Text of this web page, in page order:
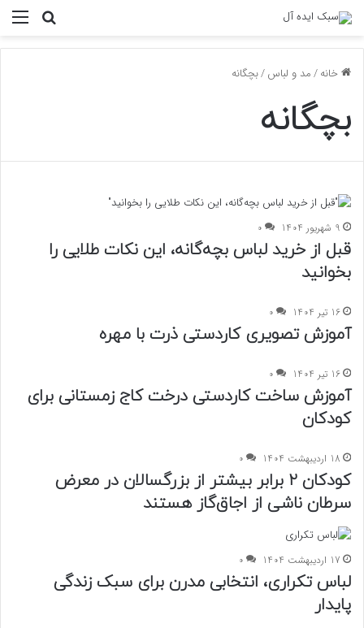
خانه/مد و لباس/بچگانه
بچگانه
9 شهریور 1404 0
قبل از خرید لباس بچه‌گانه، این نکات طلایی را
بخوانید
16 تیر 1404 0
آموزش تصویری کاردستی ذرت با مهره
16 تیر 1404 0
آموزش ساخت کاردستی درخت کاج زمستانی برای
کودکان
18 اردیبهشت 1404 0
کودکان ۲ برابر بیشتر از بزرگسالان در معرض
سرطان ناشی از اجاق‌گاز هستند
17 اردیبهشت 1404 0
لباس تکراری، انتخابی مدرن برای سبک زندگی
پایدار